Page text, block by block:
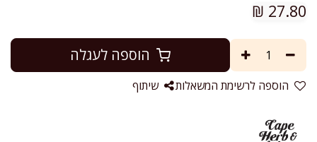
27.80
₪
הוספה לעגלה
הוספה לרשימת המשאלות שיתוף